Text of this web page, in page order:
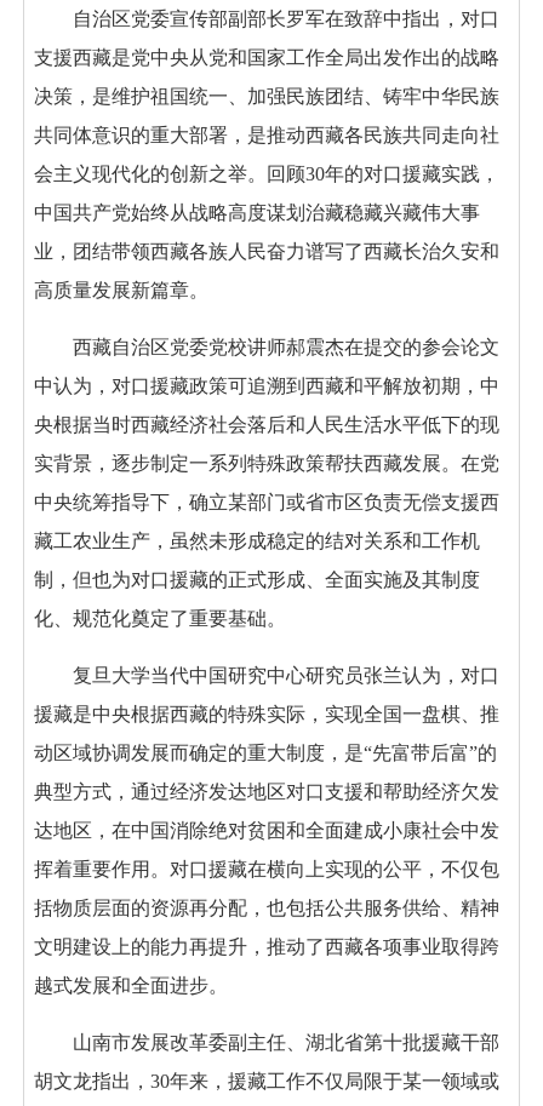
自治区党委宣传部副部长罗军在致辞中指出，对口
支援西藏是党中央从党和国家工作全局出发作出的战略
决策，是维护祖国统一、加强民族团结、铸牢中华民族
共同体意识的重大部署，是推动西藏各民族共同走向社
会主义现代化的创新之举。回顾30年的对口援藏实践，
中国共产党始终从战略高度谋划治藏稳藏兴藏伟大事
业，团结带领西藏各族人民奋力谱写了西藏长治久安和
高质量发展新篇章。
西藏自治区党委党校讲师郝震杰在提交的参会论文
中认为，对口援藏政策可追溯到西藏和平解放初期，中
央根据当时西藏经济社会落后和人民生活水平低下的现
实背景，逐步制定一系列特殊政策帮扶西藏发展。在党
中央统筹指导下，确立某部门或省市区负责无偿支援西
藏工农业生产，虽然未形成稳定的结对关系和工作机
制，但也为对口援藏的正式形成、全面实施及其制度
化、规范化奠定了重要基础。
复旦大学当代中国研究中心研究员张兰认为，对口
援藏是中央根据西藏的特殊实际，实现全国一盘棋、推
动区域协调发展而确定的重大制度，是“先富带后富”的
典型方式，通过经济发达地区对口支援和帮助经济欠发
达地区，在中国消除绝对贫困和全面建成小康社会中发
挥着重要作用。对口援藏在横向上实现的公平，不仅包
括物质层面的资源再分配，也包括公共服务供给、精神
文明建设上的能力再提升，推动了西藏各项事业取得跨
越式发展和全面进步。
山南市发展改革委副主任、湖北省第十批援藏干部
胡文龙指出，30年来，援藏工作不仅局限于某一领域或